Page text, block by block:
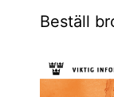
Beställ